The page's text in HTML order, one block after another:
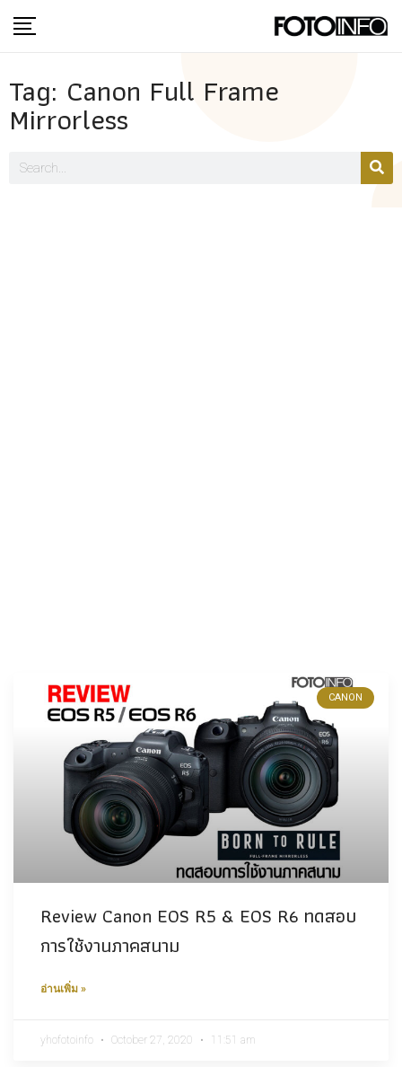
Tag: Canon Full Frame
Mirrorless
CANON
Review Canon EOS R5 & EOS R6 ทดสอบ
การใช้งานภาคสนาม
อ่านเพิ่ม »
yhofotoinfo October 27, 2020 11:51 am